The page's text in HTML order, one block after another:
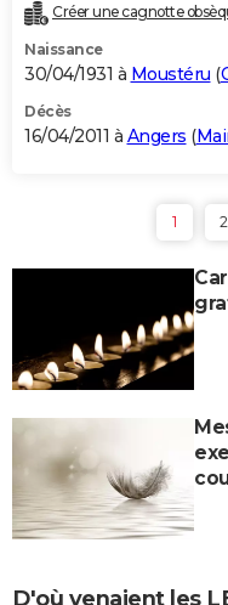
Créer une cagnotte
Naissance
30/04/1931 à Moustéru (
Décès
16/04/2011 à Angers (
1 2
D'où venaient les